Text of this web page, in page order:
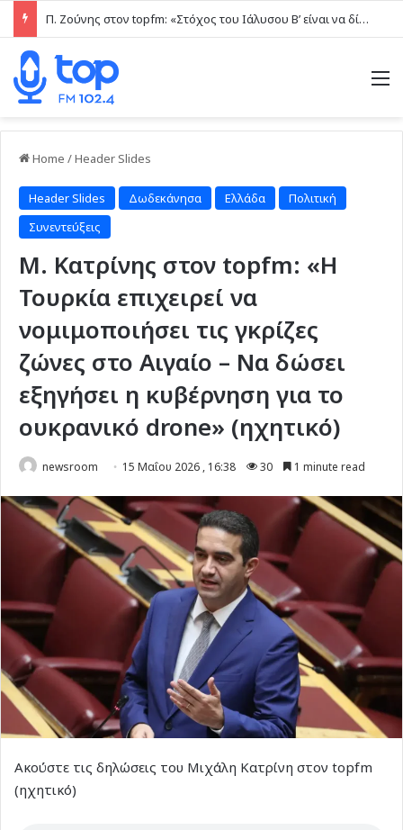
Π. Ζούνης στον topfm: «Στόχος του Ιάλυσου Β’ είναι να δίνει παιχνίδια και πραγματικές ευκαιρίες στα νέα παιδιά» (ηχητικό)
Home /Header Slides
Header Slides Δωδεκάνησα Ελλάδα
Πολιτική
Συνεντεύξεις
Μ. Κατρίνης στον topfm: «Η
Τουρκία επιχειρεί να
νομιμοποιήσει τις γκρίζες
ζώνες στο Αιγαίο – Να δώσει
εξηγήσει η κυβέρνηση για το
ουκρανικό drone» (ηχητικό)
newsroom 15 Μαΐου 2026 , 16:38 30 1 minute read
Ακούστε τις δηλώσεις του Μιχάλη Κατρίνη στον topfm
(ηχητικό)